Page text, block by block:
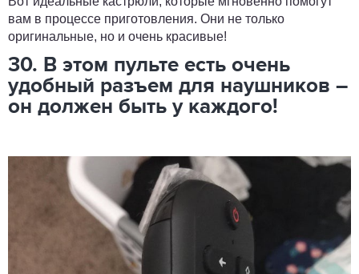
вам в процессе приготовления. Они не только
оригинальные, но и очень красивые!
30. В этом пульте есть очень
удобный разъем для наушников –
он должен быть у каждого!